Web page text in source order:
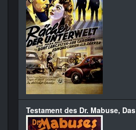
Testament des Dr. Mabuse, Das